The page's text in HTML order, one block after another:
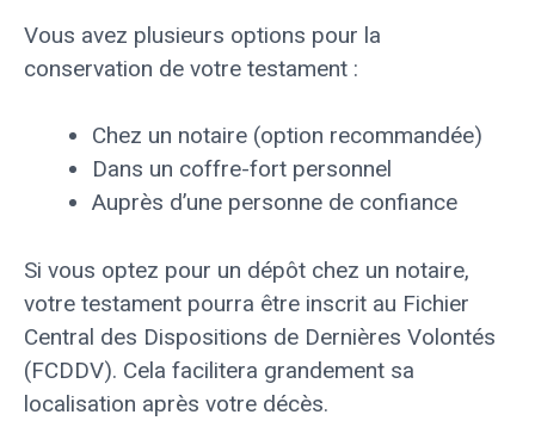
Vous avez plusieurs options pour la
conservation de votre testament :
Chez un notaire (option recommandée)
Dans un coffre-fort personnel
Auprès d’une personne de confiance
Si vous optez pour un dépôt chez un notaire,
votre testament pourra être inscrit au Fichier
Central des Dispositions de Dernières Volontés
(FCDDV). Cela facilitera grandement sa
localisation après votre décès.